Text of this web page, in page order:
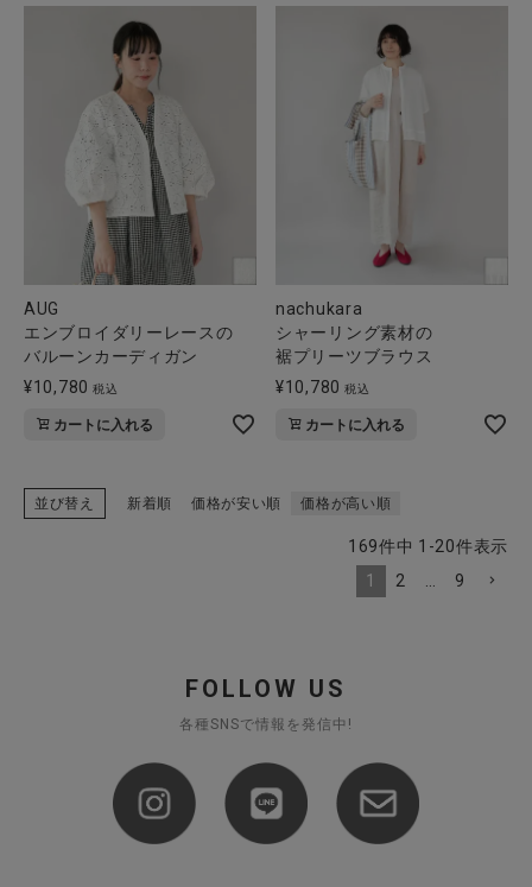
AUG
エンブロイダリーレースの
バルーンカーディガン
¥10,780 税込
カートに入れる
nachukara
シャーリング素材の
裾プリーツブラウス
¥10,780 税込
カートに入れる
並び替え 新着順 価格が安い順 価格が高い順
169件中 1 -20件表示
1
2 9
FOLLOW US
各種SNSで情報を発信中!